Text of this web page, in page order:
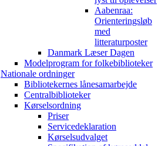
Aabenraa:
Orienteringsløb
med
litteraturposter
Danmark Læser Dagen
Modelprogram for folkebiblioteker
Nationale ordninger
Bibliotekernes lånesamarbejde
Centralbiblioteker
Kørselsordning
Priser
Servicedeklaration
Kørselsudvalget